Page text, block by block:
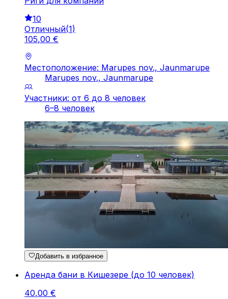
10
Отличный(1)
105,00 €
Местоположение: Marupes nov., Jaunmarupe
Marupes nov., Jaunmarupe
Участники: от 6 до 8 человек
6–8 человек
Добавить в избранное
Аренда бани в Кишезере (до 10 человек)
40,00 €